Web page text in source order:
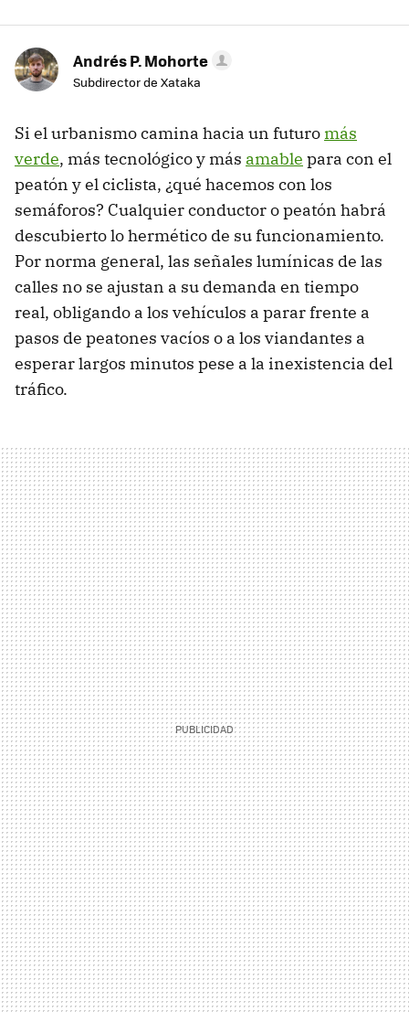
Andrés P. Mohorte
Subdirector de Xataka
Si el urbanismo camina hacia un futuromás
verde, más tecnológico y más amable para con el
peatón y el ciclista, ¿qué hacemos con los
semáforos? Cualquier conductor o peatón habrá
descubierto lo hermético de su funcionamiento.
Por norma general, las señales lumínicas de las
calles no se ajustan a su demanda en tiempo
real, obligando a los vehículos a parar frente a
pasos de peatones vacíos o a los viandantes a
esperar largos minutos pese a la inexistencia del
tráfico.